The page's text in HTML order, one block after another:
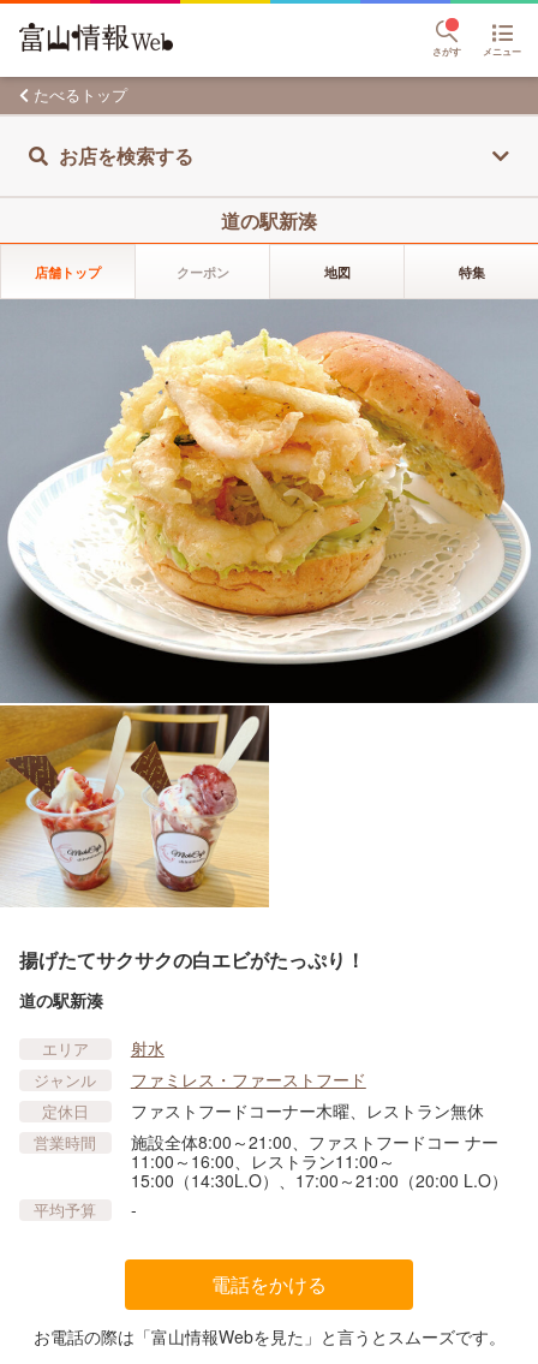
さがす メニュー
たべるトップ
お店を検索する
道の駅新湊
店舗トップ クーポン 地図 特集
揚げたてサクサクの白エビがたっぷり！
道の駅新湊
エリア 射水
ジャンル ファミレス・ファーストフード
定休日 ファストフードコーナー木曜、レストラン無休
営業時間
施設全体8:00～21:00、ファストフードコー ナー
11:00～16:00、レストラン11:00～
15:00（14:30L.O）、17:00～21:00（20:00 L.O）
平均予算 -
電話をかける
お電話の際は「富山情報Webを見た」と言うとスムーズです。